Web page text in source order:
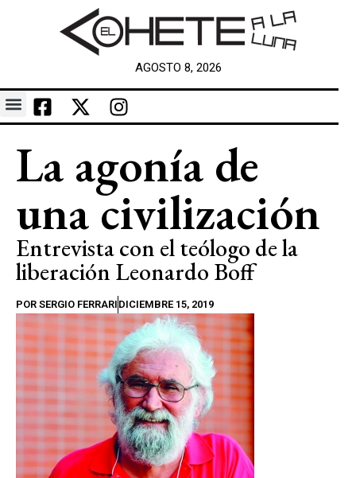
AGOSTO 8, 2026
La agonía de
una civilización
Entrevista con el teólogo de la
liberación Leonardo Boff
POR SERGIO FERRARI DICIEMBRE 15, 2019